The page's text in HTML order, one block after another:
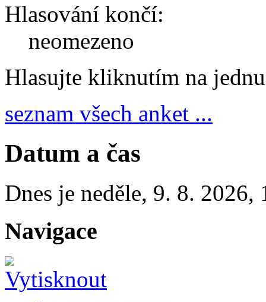
Hlasování končí:
neomezeno
Hlasujte kliknutím na
seznam všech anket ...
Datum a čas
Dnes je neděle, 9. 8. 2026,
Navigace